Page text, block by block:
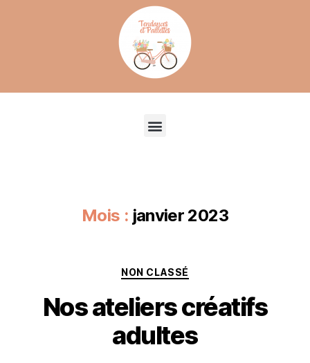
Mois : janvier 2023
NON CLASSÉ
Nos ateliers créatifs
adultes